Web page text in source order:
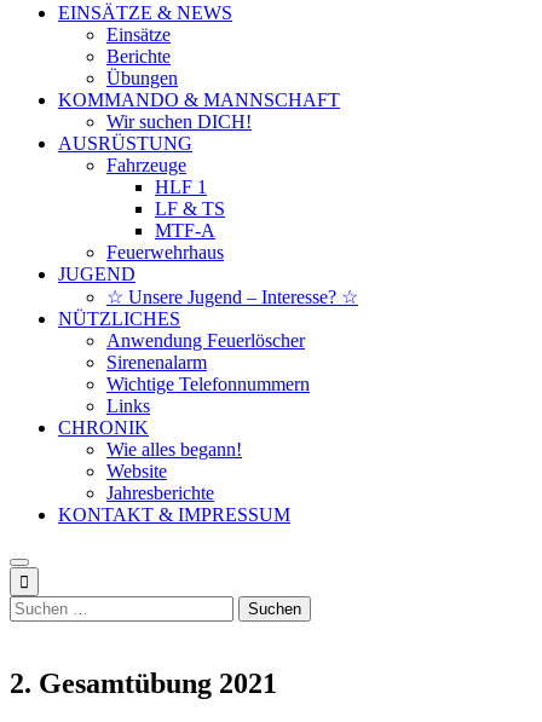
EINSÄTZE & NEWS
Einsätze
Berichte
Übungen
KOMMANDO & MANNSCHAFT
Wir suchen DICH!
AUSRÜSTUNG
Fahrzeuge
HLF 1
LF & TS
MTF-A
Feuerwehrhaus
JUGEND
☆ Unsere Jugend – Interesse? ☆
NÜTZLICHES
Anwendung Feuerlöscher
Sirenenalarm
Wichtige Telefonnummern
Links
CHRONIK
Wie alles begann!
Website
Jahresberichte
KONTAKT & IMPRESSUM
Suchen
nach:
2. Gesamtübung 2021